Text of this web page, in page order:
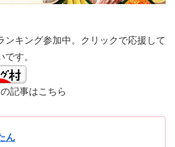
ンキング参加中。クリックで応援して
す。
記事はこちら
ん